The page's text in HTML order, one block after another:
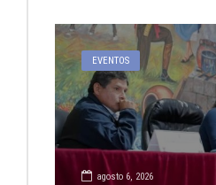
EVENTOS
agosto 6, 2026